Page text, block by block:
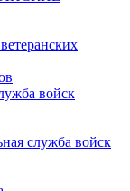
войск
служба войск